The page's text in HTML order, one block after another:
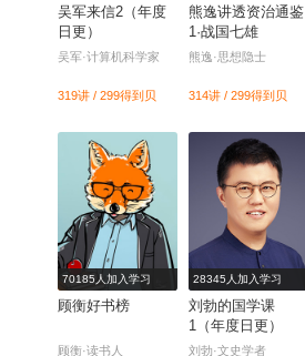
吴军来信2（年度
日更）
吴军·计算机科学家
319讲 / 299得到贝
熊逸讲透资治通鉴
1·战国七雄
熊逸·思想隐士
314讲 / 299得到贝
70185人加入学习
顾衡好书榜
顾衡·读书人
28345人加入学习
刘勃的国学课
1（年度日更）
刘勃·文史学者